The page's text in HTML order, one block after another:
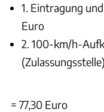
1. Eintragung
Euro
2. 100-km/h-
= 77,30 Euro